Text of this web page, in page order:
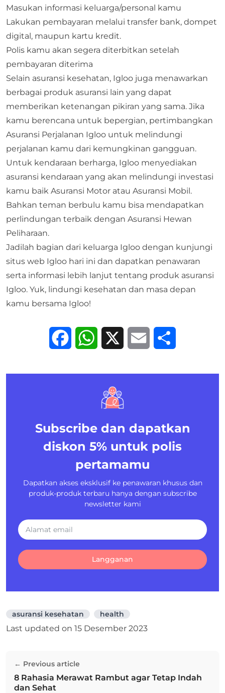
Masukan informasi keluarga/personal kamu
Lakukan pembayaran melalui transfer bank, dompet
digital, maupun kartu kredit.
Polis kamu akan segera diterbitkan setelah
pembayaran diterima
Selain asuransi kesehatan, Igloo juga menawarkan
berbagai produk asuransi lain yang dapat
memberikan ketenangan pikiran yang sama. Jika
kamu berencana untuk bepergian, pertimbangkan
Asuransi Perjalanan Igloo untuk melindungi
perjalanan kamu dari kemungkinan gangguan.
Untuk kendaraan berharga, Igloo menyediakan
asuransi kendaraan yang akan melindungi investasi
kamu baik Asuransi Motor atau Asuransi Mobil.
Bahkan teman berbulu kamu bisa mendapatkan
perlindungan terbaik dengan Asuransi Hewan
Peliharaan.
Jadilah bagian dari keluarga Igloo dengan kunjungi
situs web Igloo hari ini dan dapatkan penawaran
serta informasi lebih lanjut tentang produk asuransi
Igloo. Yuk, lindungi kesehatan dan masa depan
kamu bersama Igloo!
FacebookWhatsApp Email
Subscribe dan dapatkan
diskon 5% untuk polis
pertamamu
Dapatkan akses eksklusif ke penawaran khusus dan
produk-produk terbaru hanya dengan subscribe
newsletter kami
Langganan
asuransi kesehatan health
Last updated on 15 Desember 2023
pos← Previous article
Previous post:
8 Rahasia Merawat Rambut agar Tetap Indah
dan Sehat